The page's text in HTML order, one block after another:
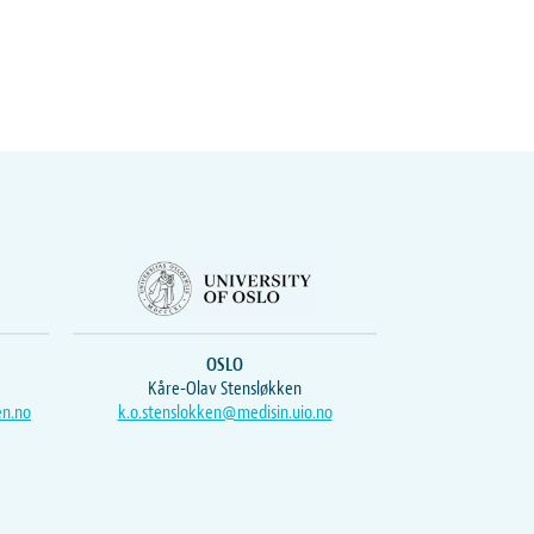
OSLO
Kåre-Olav Stensløkken
k.o.stenslokken@medisin.uio.no